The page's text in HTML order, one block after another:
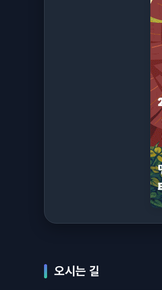
오시는 길